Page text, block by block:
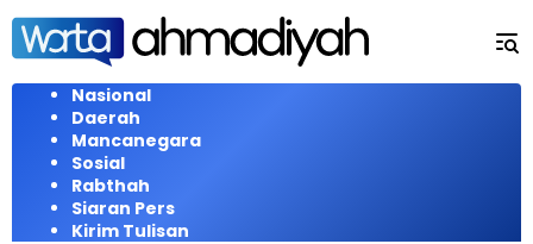
Langsung
konten
Nasional
Daerah
Mancanegara
Sosial
Rabthah
Siaran Pers
Kirim Tulisan